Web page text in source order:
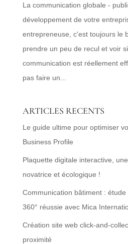
La communication globale -
développement de votre
entrepreneuse, c'est toujours le
prendre un peu de recul et voir
communication est réellement
pas faire un...
ARTICLES RECENTS
Le guide ultime pour optimiser
Business Profile
Plaquette digitale interactive,
novatrice et écologique !
Communication bâtiment : étude
360° réussie avec Mica
Création site web click-and-
proximité